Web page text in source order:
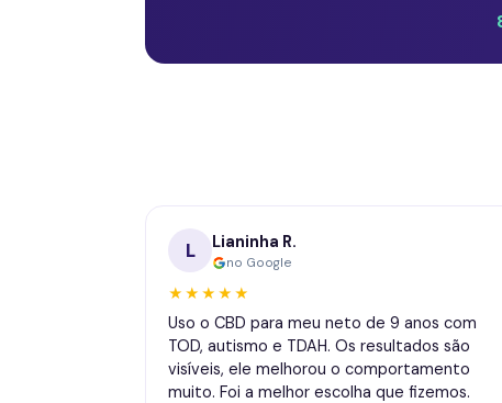
L Lianinha R.
no Google
★★★★★
Uso o CBD para meu neto de 9 anos com
TOD, autismo e TDAH. Os resultados são
visíveis, ele melhorou o comportamento
muito. Foi a melhor escolha que fizemos.